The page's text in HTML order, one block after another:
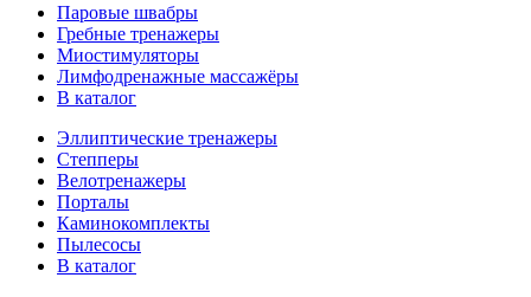
Паровые швабры
Гребные тренажеры
Миостимуляторы
Лимфодренажные массажёры
В каталог
Эллиптические тренажеры
Степперы
Велотренажеры
Порталы
Каминокомплекты
Пылесосы
В каталог